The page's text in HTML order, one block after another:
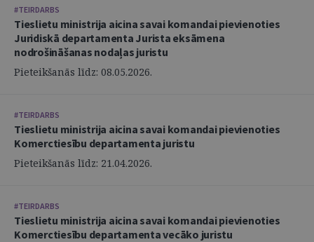
#TEIRDARBS
Tieslietu ministrija aicina savai komandai pievienoties
Juridiskā departamenta Jurista eksāmena
nodrošināšanas nodaļas juristu
Pieteikšanās līdz: 08.05.2026.
#TEIRDARBS
Tieslietu ministrija aicina savai komandai pievienoties
Komerctiesību departamenta juristu
Pieteikšanās līdz: 21.04.2026.
#TEIRDARBS
Tieslietu ministrija aicina savai komandai pievienoties
Komerctiesību departamenta vecāko juristu